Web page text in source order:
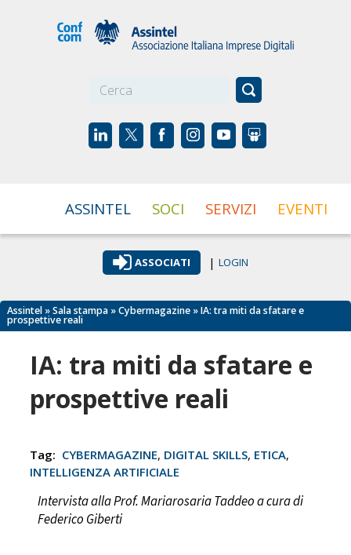
ASSINTEL SOCI SERVIZI EVENTI
ASSOCIATI | LOGIN
Assintel »Sala stampa »Cybermagazine » IA: tra miti da sfatare e
prospettive reali
IA: tra miti da sfatare e
prospettive reali
Tag: CYBERMAGAZINE, DIGITAL SKILLS, ETICA,
INTELLIGENZA ARTIFICIALE
Intervista alla Prof. Mariarosaria Taddeo a cura di
Federico Giberti